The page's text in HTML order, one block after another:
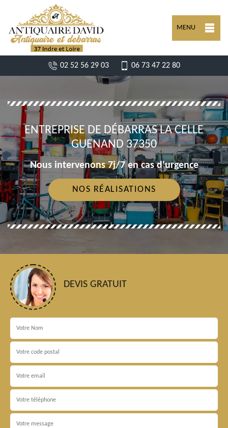
MENU
02 52 56 29 03 06 73 47 22 80
ENTREPRISE DE DÉBARRAS LA CELLE
GUENAND 37350
Nous intervenons 7j/7 en cas d'urgence
NOS RÉALISATIONS
DEVIS GRATUIT